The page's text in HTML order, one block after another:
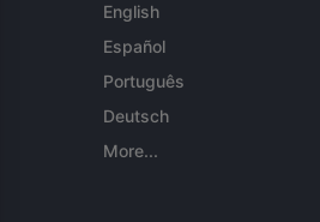
English
Español
Português
Deutsch
More...